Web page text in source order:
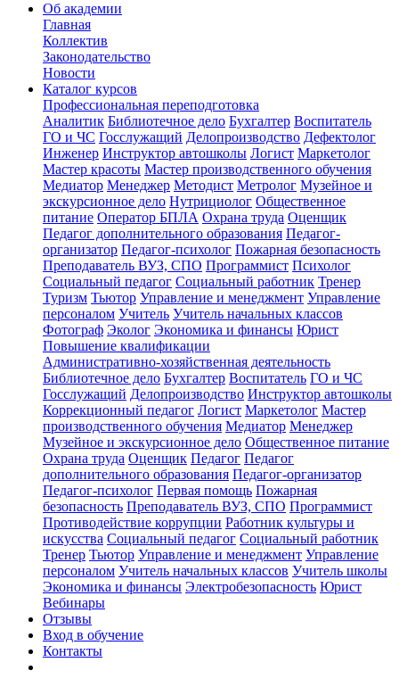
Об академии
Главная
Коллектив
Законодательство
Новости
Каталог курсов
Профессиональная переподготовка
Аналитик Библиотечное дело Бухгалтер Воспитатель
ГО и ЧС Госслужащий Делопроизводство Дефектолог
Инженер Инструктор автошколы Логист Маркетолог
Мастер красоты Мастер производственного обучения
Медиатор Менеджер Методист Метролог Музейное и
экскурсионное дело Нутрициолог Общественное
питание Оператор БПЛА Охрана труда Оценщик
Педагог дополнительного образования Педагог-
организатор Педагог-психолог Пожарная безопасность
Преподаватель ВУЗ, СПО Программист Психолог
Социальный педагог Социальный работник Тренер
Туризм Тьютор Управление и менеджмент Управление
персоналом Учитель Учитель начальных классов
Фотограф Эколог Экономика и финансы Юрист
Повышение квалификации
Административно-хозяйственная деятельность
Библиотечное дело Бухгалтер Воспитатель ГО и ЧС
Госслужащий Делопроизводство Инструктор автошколы
Коррекционный педагог Логист Маркетолог Мастер
производственного обучения Медиатор Менеджер
Музейное и экскурсионное дело Общественное питание
Охрана труда Оценщик Педагог Педагог
дополнительного образования Педагог-организатор
Педагог-психолог Первая помощь Пожарная
безопасность Преподаватель ВУЗ, СПО Программист
Противодействие коррупции Работник культуры и
искусства Социальный педагог Социальный работник
Тренер Тьютор Управление и менеджмент Управление
персоналом Учитель начальных классов Учитель школы
Экономика и финансы Электробезопасность Юрист
Вебинары
Отзывы
Вход в обучение
Контакты